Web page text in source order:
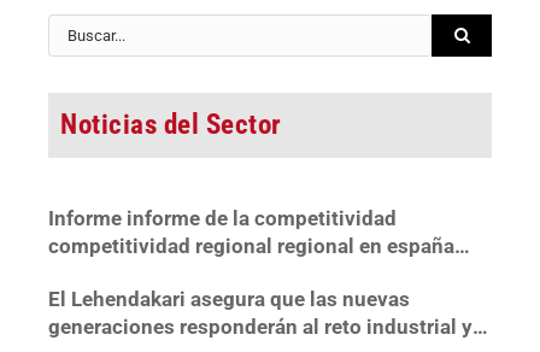
Buscar:
Noticias del Sector
Informe informe de la competitividad
competitividad regional regional en españa
El Lehendakari asegura que las nuevas
generaciones responderán al reto industrial y